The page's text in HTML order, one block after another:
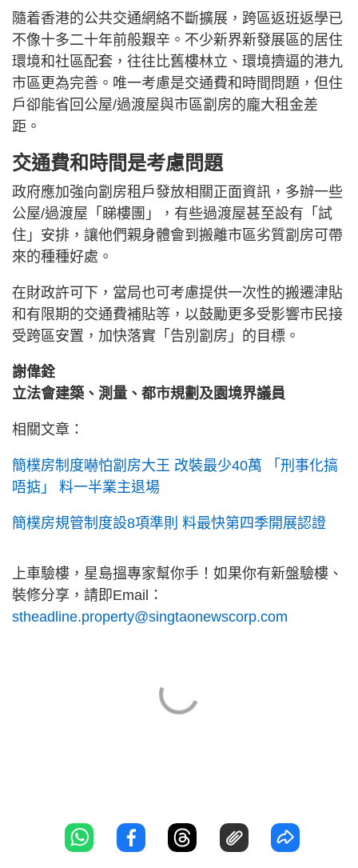
隨着香港的公共交通網絡不斷擴展，跨區返班返學已
不像十多二十年前般艱辛。不少新界新發展區的居住
環境和社區配套，往往比舊樓林立、環境擠逼的港九
市區更為完善。唯一考慮是交通費和時間問題，但住
戶卻能省回公屋/過渡屋與市區劏房的龐大租金差
距。
交通費和時間是考慮問題
政府應加強向劏房租戶發放相關正面資訊，多辦一些
公屋/過渡屋「睇樓團」，有些過渡屋甚至設有「試
住」安排，讓他們親身體會到搬離市區劣質劏房可帶
來的種種好處。
在財政許可下，當局也可考慮提供一次性的搬遷津貼
和有限期的交通費補貼等，以鼓勵更多受影響市民接
受跨區安置，加快落實「告別劏房」的目標。
謝偉銓
立法會建築、測量、都市規劃及園境界議員
相關文章：
簡樸房制度嚇怕劏房大王 改裝最少40萬 「刑事化搞
唔掂」 料一半業主退場
簡樸房規管制度設8項準則 料最快第四季開展認證
上車驗樓，星島搵專家幫你手！如果你有新盤驗樓、
裝修分享，請即Email：
stheadline.property@singtaonewscorp.com